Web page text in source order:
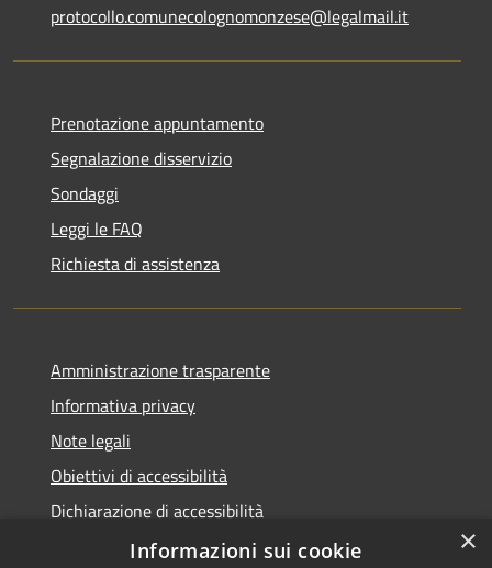
protocollo.comunecolognomonzese@legalmail.it
Prenotazione appuntamento
Segnalazione disservizio
Sondaggi
Leggi le FAQ
Richiesta di assistenza
Amministrazione trasparente
Informativa privacy
Note legali
Obiettivi di accessibilità
Dichiarazione di accessibilità
Open Data
×
Informazioni sui cookie